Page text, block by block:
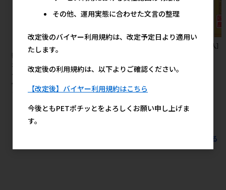
［ジェックス(直送：小動物・
観賞魚)］メダカ元気 プロバイ
オフードクリア 130g ※メーカ
ー直送となります。※発注単
位・最低ご購入金額にご注意下
参考上代 590円
枚入×3P（240枚入） ※メー
カー直送（本州のみ） ※発注
単位・最低発注数量(混載10ケ
ース以上)にご注意下さい 【値
［友人
すべてのおすすめ商品を見る
その他、運用実態に合わせた文言の整理
改定後のバイヤー利用規約は、改定予定日より適用い
たします。
改定後の利用規約は、以下よりご確認ください。
【改定後】バイヤー利用規約はこちら
今後ともPETポチッとをよろしくお願い申し上げま
す。